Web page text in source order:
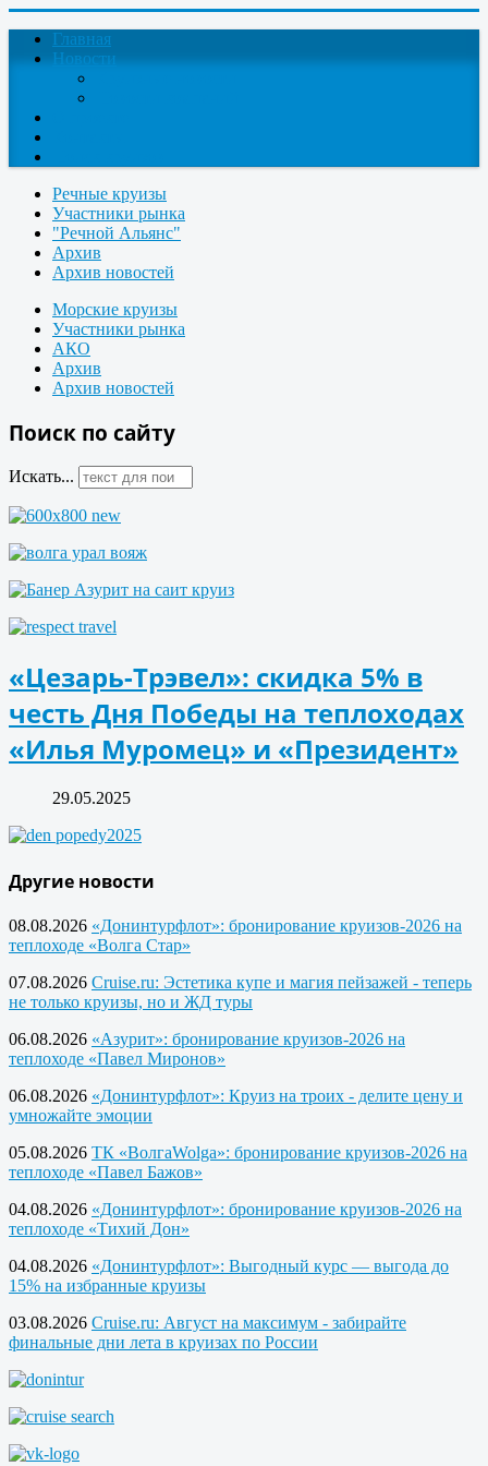
Главная
Новости
Речные круизы
Участники рынка
"Речной Альянс"
Архив
Архив новостей
Морские круизы
Участники рынка
АКО
Архив
Архив новостей
Поиск по сайту
Искать...
«Цезарь-Трэвел»: скидка 5% в
честь Дня Победы на теплоходах
«Илья Муромец» и «Президент»
29.05.2025
Другие новости
08.08.2026 «Донинтурфлот»: бронирование круизов-2026 на
теплоходе «Волга Стар»
07.08.2026 Cruise.ru: Эстетика купе и магия пейзажей - теперь
не только круизы, но и ЖД туры
06.08.2026 «Азурит»: бронирование круизов-2026 на
теплоходе «Павел Миронов»
06.08.2026 «Донинтурфлот»: Круиз на троих - делите цену и
умножайте эмоции
05.08.2026 ТК «ВолгаWolga»: бронирование круизов-2026 на
теплоходе «Павел Бажов»
04.08.2026 «Донинтурфлот»: бронирование круизов-2026 на
теплоходе «Тихий Дон»
04.08.2026 «Донинтурфлот»: Выгодный курс — выгода до
15% на избранные круизы
03.08.2026 Cruise.ru: Август на максимум - забирайте
финальные дни лета в круизах по России